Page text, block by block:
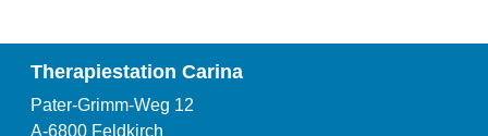
Therapiestation Carina
Pater-Grimm-Weg 12
A-6800 Feldkirch